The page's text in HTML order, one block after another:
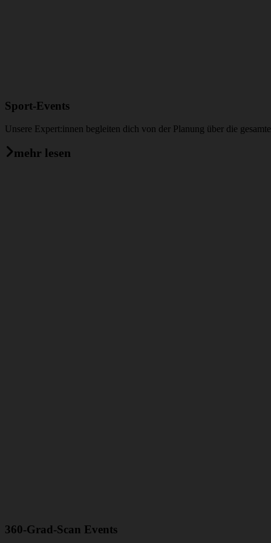
Sport-Events
Unsere Expert:innen begleiten dich von der Planung über die
mehr lesen
360-Grad-Scan Events